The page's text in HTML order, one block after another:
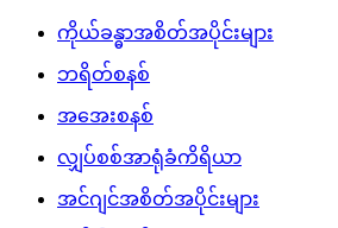
ကိုယ်ခန္ဓာအစိတ်အပိုင်းများ
ဘရိတ်စနစ်
အအေးစနစ်
လျှပ်စစ်အာရုံခံကိရိယာ
အင်ဂျင်အစိတ်အပိုင်းများ